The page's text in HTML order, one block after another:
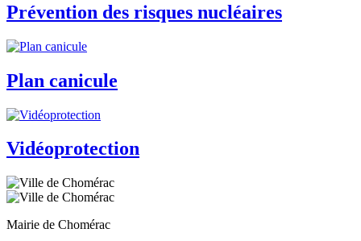
Prévention des risques nucléaires
Plan canicule
Vidéoprotection
Mairie de Chomérac